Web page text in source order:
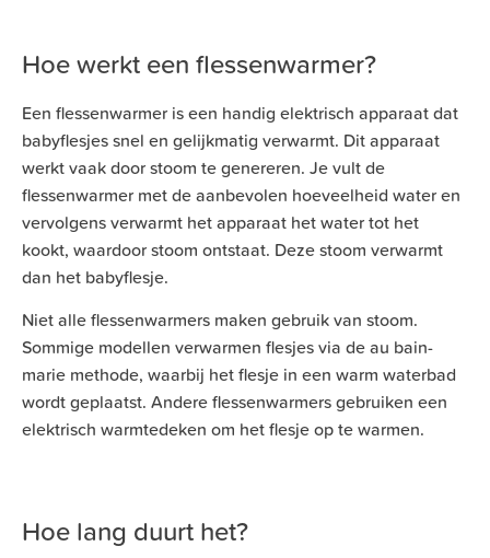
Hoe werkt een flessenwarmer?
Een flessenwarmer is een handig elektrisch apparaat dat
babyflesjes snel en gelijkmatig verwarmt. Dit apparaat
werkt vaak door stoom te genereren. Je vult de
flessenwarmer met de aanbevolen hoeveelheid water en
vervolgens verwarmt het apparaat het water tot het
kookt, waardoor stoom ontstaat. Deze stoom verwarmt
dan het babyflesje.
Niet alle flessenwarmers maken gebruik van stoom.
Sommige modellen verwarmen flesjes via de au bain-
marie methode, waarbij het flesje in een warm waterbad
wordt geplaatst. Andere flessenwarmers gebruiken een
elektrisch warmtedeken om het flesje op te warmen.
Hoe lang duurt het?